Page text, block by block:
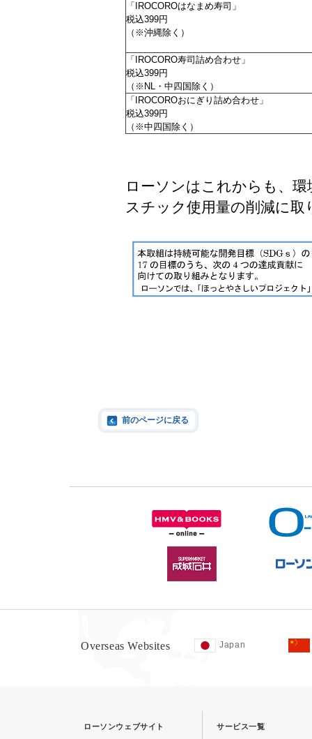
「IROCOROはなまめ寿司」
税込399円
（※沖縄除く）
「IROCORO寿司詰め合わせ」
税込399円
（※NL・中四国除く）
「IROCOROおにぎり詰め合わせ」
税込399円
（※中四国除く）
ローソンはこれからも、
スチック使用量の削減に
前のページに戻る
Overseas Websites Japan
ローソンウェブサイト サービス一覧